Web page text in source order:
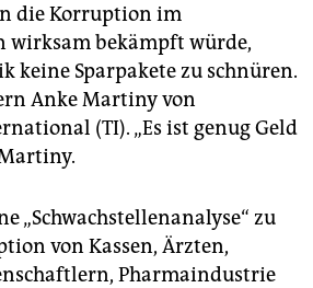
die Korruption im
wirksam bekämpft würde,
keine Sparpakete zu schnüren.
Anke Martiny von
(TI). „Es ist genug Geld
„Schwachstellenanalyse“ zu
von Kassen, Ärzten,
Pharmaindustrie